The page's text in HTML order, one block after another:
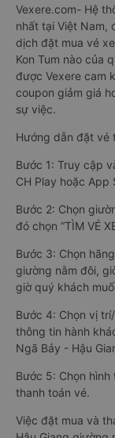
Vexere.com- Hệ
nhất tại Việt Nam,
dịch đặt mua vé
Kon Tum nào của
được Vexere cam
coupon giảm giá
sự việc.
Hướng dẫn đặt vé
Bước 1: Truy cập
CH Play hoặc App
Bước 2: Chọn
đó chọn “TÌM VÉ
Bước 3: Chọn
giường nằm đôi,
giờ quý khách
Bước 4: Chọn vị
thông tin hành
Ngã Bảy - Hậu
Bước 5: Chọn
thanh toán vé.
Việc đặt mua và